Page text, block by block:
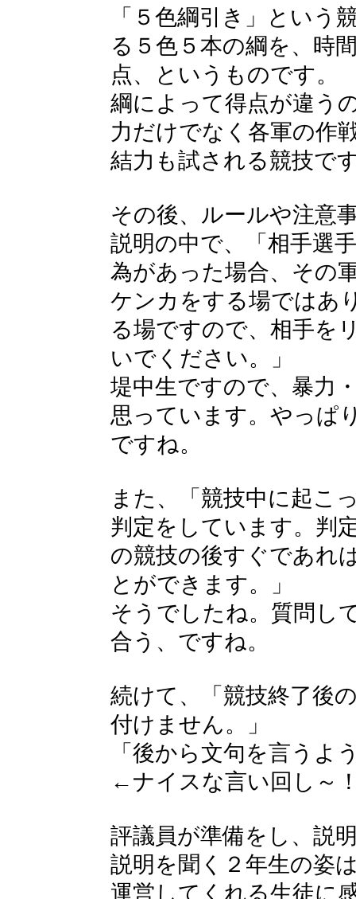
「５色綱引き」という
る５色５本の綱を、時
点、というものです。
綱によって得点が違う
力だけでなく各軍の作
結力も試される競技で
その後、ルールや注意
説明の中で、「相手選
為があった場合、その
ケンカをする場ではあ
る場ですので、相手を
いでください。」
堤中生ですので、暴力
思っています。やっぱ
ですね。
また、「競技中に起こ
判定をしています。判
の競技の後すぐであれ
とができます。」
そうでしたね。質問し
合う、ですね。
続けて、「競技終了後
付けません。」
「後から文句を言うよ
←ナイスな言い回し～
評議員が準備をし、説
説明を聞く２年生の姿
運営してくれる生徒に